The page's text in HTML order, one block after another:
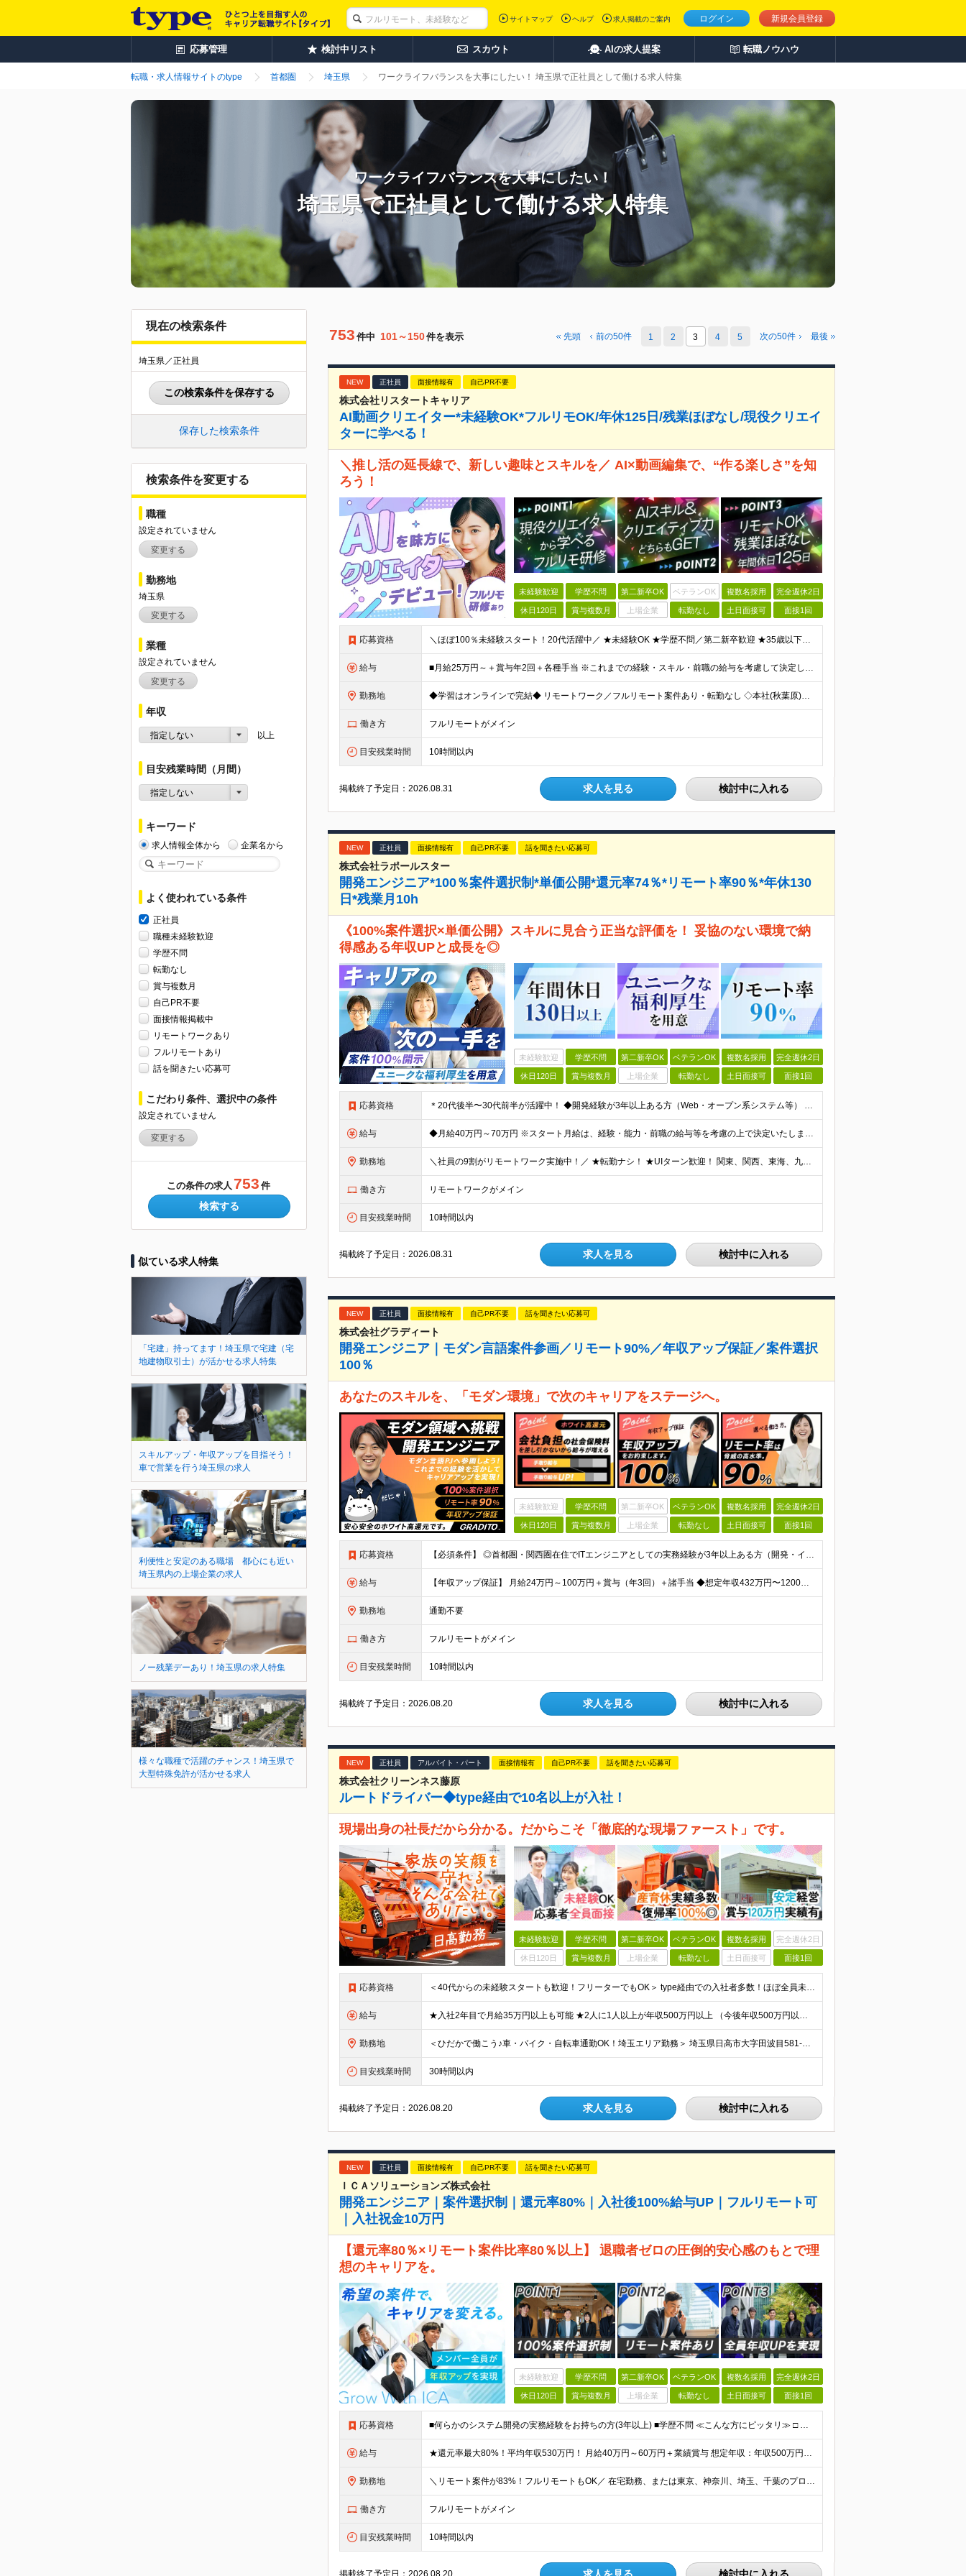
ログイン 新規会員登録
サイトマップ ヘルプ 求人掲載のご案内
応募管理 検討中リスト スカウト AIの求人提案 転職ノウハウ
転職・求人情報サイトのtype 首都圏 埼玉県 ワークライフバランスを大事にしたい！ 埼玉県で正社員として働ける求人特集
ワークライフバランスを大事にしたい！
埼玉県で正社員として働ける求人特集
現在の検索条件
埼玉県／正社員
この検索条件を保存する
保存した検索条件
検索条件を変更する
職種
設定されていません
変更する
勤務地
埼玉県
変更する
業種
設定されていません
変更する
年収
指定しない 以上
目安残業時間（月間）
指定しない
キーワード
求人情報全体から 企業名から
よく使われている条件
正社員
職種未経験歓迎
学歴不問
転勤なし
賞与複数月
自己PR不要
面接情報掲載中
リモートワークあり
フルリモートあり
話を聞きたい応募可
こだわり条件、選択中の条件
設定されていません
変更する
この条件の求人 753 件
検索する
似ている求人特集
「宅建」持ってます！埼玉県で宅建（宅
地建物取引士）が活かせる求人特集
スキルアップ・年収アップを目指そう！
車で営業を行う埼玉県の求人
利便性と安定のある職場 都心にも近い
埼玉県内の上場企業の求人
ノー残業デーあり！埼玉県の求人特集
様々な職種で活躍のチャンス！埼玉県で
大型特殊免許が活かせる求人
753 件中 101～150件を表示 先頭 前の50件 1 2 3 4 5 次の50件 最後
NEW 正社員 面接情報有 自己PR不要
株式会社リスタートキャリア
AI動画クリエイター*未経験OK*フルリモOK/年休125日/残業ほぼなし/現役クリエイ
ターに学べる！
＼推し活の延長線で、新しい趣味とスキルを／ AI×動画編集で、“作る楽しさ”を知
ろう！
未経験歓迎 学歴不問 第二新卒OK ベテランOK 複数名採用 完全週休2日
休日120日 賞与複数月 上場企業 転勤なし 土日面接可 面接1回
応募資格 ＼ほぼ100％未経験スタート！20代活躍中／ ★未経験OK ★学歴不問／第二新卒歓迎 ★35歳以下の方（若年層の長期キャリア形成を図るため） ＜こんな方は大歓迎！＞ ・YouTubeやTikTokな
給与 ■月給25万円～＋賞与年2回＋各種手当 ※これまでの経験・スキル・前職の給与を考慮して決定します ※上記には、固定残業代（月20時間分／32,500円～）が含まれます ＜研修期間（7ヶ月～最大10ヶ
勤務地 ◆学習はオンラインで完結◆ リモートワーク／フルリモート案件あり・転勤なし ◇本社(秋葉原)または一都三県のクライアント先 ※勤務地につきましては、ご相談の上で配属 ＜本社＞ ◇東京都台東区台東1
働き方 フルリモートがメイン
目安残業時間 10時間以内
掲載終了予定日：2026.08.31 求人を見る 検討中に入れる
NEW 正社員 面接情報有 自己PR不要 話を聞きたい応募可
株式会社ラポールスター
開発エンジニア*100％案件選択制*単価公開*還元率74％*リモート率90％*年休130
日*残業月10h
《100%案件選択×単価公開》スキルに見合う正当な評価を！ 妥協のない環境で納
得感ある年収UPと成長を◎
未経験歓迎 学歴不問 第二新卒OK ベテランOK 複数名採用 完全週休2日
休日120日 賞与複数月 上場企業 転勤なし 土日面接可 面接1回
応募資格 ＊20代後半〜30代前半が活躍中！ ◆開発経験が3年以上ある方（Web・オープン系システム等） ◆学歴不問 ★Java(Spring、Spring Boot)、Python(Django)、 Re
給与 ◆月給40万円～70万円 ※スタート月給は、経験・能力・前職の給与等を考慮の上で決定いたします。 ※上記金額には残業の有無に関わらず、 月30時間分の固定残業代（7万6,000円～13万3,000円
勤務地 ＼社員の9割がリモートワーク実施中！／ ★転勤ナシ！ ★UIターン歓迎！ 関東、関西、東海、九州・中国エリアの各プロジェクト先から希望を優先して決定。 ※リモート案件も多数あり！ ◆関東エリア
働き方 リモートワークがメイン
目安残業時間 10時間以内
掲載終了予定日：2026.08.31 求人を見る 検討中に入れる
NEW 正社員 面接情報有 自己PR不要 話を聞きたい応募可
株式会社グラディート
開発エンジニア｜モダン言語案件参画／リモート90%／年収アップ保証／案件選択
100％
あなたのスキルを、「モダン環境」で次のキャリアをステージへ。
未経験歓迎 学歴不問 第二新卒OK ベテランOK 複数名採用 完全週休2日
休日120日 賞与複数月 上場企業 転勤なし 土日面接可 面接1回
応募資格 【必須条件】 ◎首都圏・関西圏在住でITエンジニアとしての実務経験が3年以上ある⽅（開発・インフラいずれも歓迎） →首都圏（東京、神奈川、千葉、埼玉）、関西圏（大阪、兵庫、京都）在住のITエンジニア採
給与 【年収アップ保証】 月給24万円～100万円＋賞与（年3回）＋諸手当 ◆想定年収432万円〜1200万円(経験・スキルを考慮し決定) ※年収アップ保証付帯 ◆基本給には⽉20時間分の固定残業代(31,
勤務地 通勤不要
働き方 フルリモートがメイン
目安残業時間 10時間以内
掲載終了予定日：2026.08.20 求人を見る 検討中に入れる
NEW 正社員 アルバイト・パート 面接情報有 自己PR不要 話を聞きたい応募可
株式会社クリーンネス藤原
ルートドライバー◆type経由で10名以上が入社！
現場出身の社長だから分かる。だからこそ「徹底的な現場ファースト」です。
未経験歓迎 学歴不問 第二新卒OK ベテランOK 複数名採用 完全週休2日
休日120日 賞与複数月 上場企業 転勤なし 土日面接可 面接1回
応募資格 ＜40代からの未経験スタートも歓迎！フリーターでもOK＞ type経由での入社者多数！ほぼ全員未経験スタートです◎ ★自己PR＆志望理由必要ナシ ★応募者全員面接 ★未経験OK ★社会人経験初めても
給与 ★入社2年目で月給35万円以上も可能 ★2人に1人以上が年収500万円以上 （今後年収500万円以上の層はさらに増える予定。年収500万円以下は多くが直近入社者） ★免許取得にかかる費用は会社が全額負
勤務地 ＜ひだかで働こう♪車・バイク・自転車通勤OK！埼玉エリア勤務＞ 埼玉県日高市大字田波目581-3（日高市役所の近く） └転勤なし！ └通勤費上限3万円まで支給 └駐車場完備 【社員の方のお住まい先】
目安残業時間 30時間以内
掲載終了予定日：2026.08.20 求人を見る 検討中に入れる
NEW 正社員 面接情報有 自己PR不要 話を聞きたい応募可
ＩＣＡソリューションズ株式会社
開発エンジニア｜案件選択制｜還元率80%｜入社後100%給与UP｜フルリモート可
｜入社祝金10万円
【還元率80％×リモート案件比率80％以上】 退職者ゼロの圧倒的安心感のもとで理
想のキャリアを。
未経験歓迎 学歴不問 第二新卒OK ベテランOK 複数名採用 完全週休2日
休日120日 賞与複数月 上場企業 転勤なし 土日面接可 面接1回
応募資格 ■何らかのシステム開発の実務経験をお持ちの方(3年以上) ■学歴不問 ≪こんな方にピッタリ≫ □ スキルや経験に見合う正当な収入を得たい □ PGからSEへのステップアップなど上流工程に挑戦したい
給与 ★還元率最大80%！平均年収530万円！ 月給40万円～60万円＋業績賞与 想定年収：年収500万円～800万円 ※スキルやご経験、担当案件により変動します ◎スキルや経験を考慮し、優遇します
勤務地 ＼リモート案件が83%！フルリモートもOK／ 在宅勤務、または東京、神奈川、埼玉、千葉のプロジェクト先 ★リモート率83%！フルリモート案件も多数！ ★転居を伴う転勤はありません ■本社 東京都港区
働き方 フルリモートがメイン
目安残業時間 10時間以内
掲載終了予定日：2026.08.20